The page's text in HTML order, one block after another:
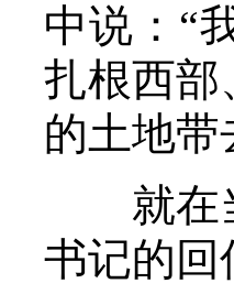
中说：“
扎根西部
的土地带
就在当
书记的回